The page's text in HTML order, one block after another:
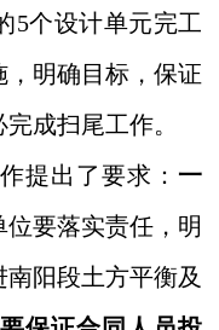
5个设计单元完工
明确目标，保证
成扫尾工作。
提出了要求： 一
位要落实责任，明
阳段土方平衡及